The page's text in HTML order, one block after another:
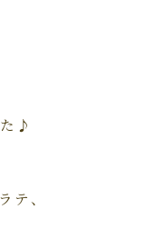
♪
テ、